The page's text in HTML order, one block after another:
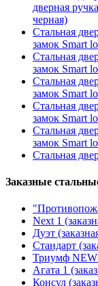
дверная
черная)
Стальная
замок Smart
Стальная
замок Smart
Стальная
замок Smart
Стальная
замок Smart
Стальная
замок Smart
Стальная
Заказные
Next 1
Дуэт
Стандарт
Триумф NEW
Агата 1
Консул